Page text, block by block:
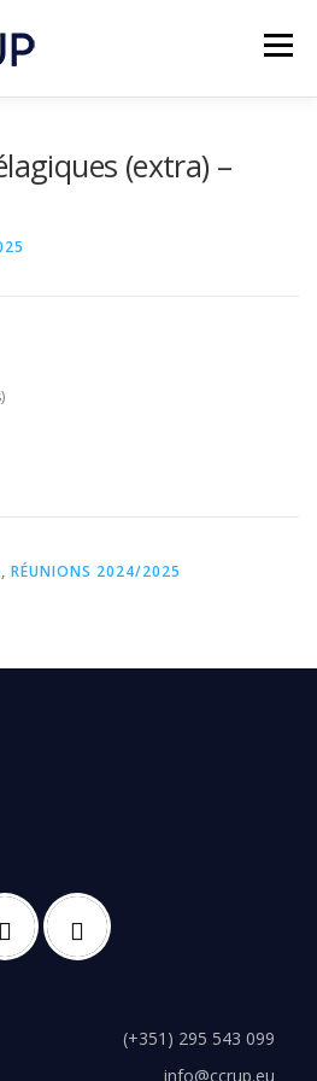
Menu
(extra) –
, RÉUNIONS 2024/2025
(+351) 295 543 099
info@ccrup.eu